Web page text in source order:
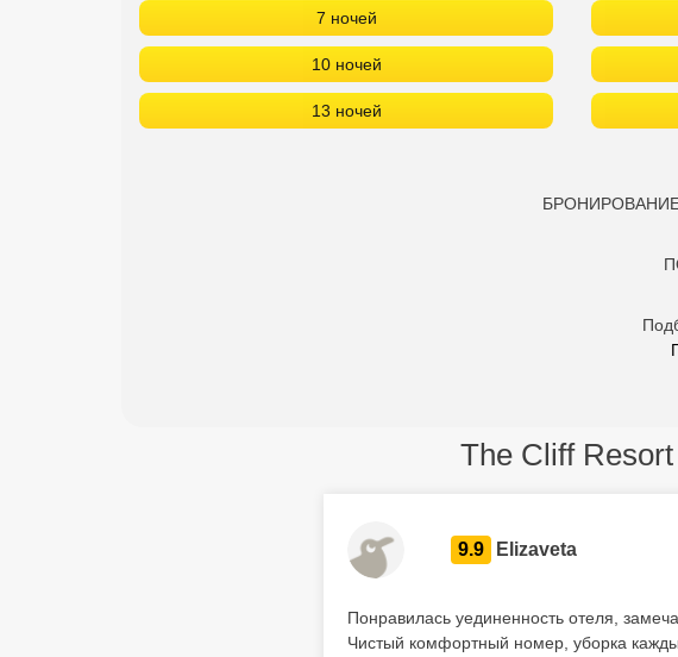
7 ночей
10 ночей
13 ночей
БРОНИРОВАНИЕ
The Cliff
9.9 Elizaveta
Понравилась уединенность отеля,
Чистый комфортный номер, уборка
Сетевые отели Таиланда